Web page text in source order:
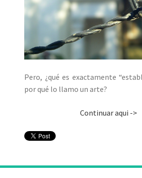
Pero, ¿qué es exactamente
por qué lo llamo un arte?
Continuar aqui ->